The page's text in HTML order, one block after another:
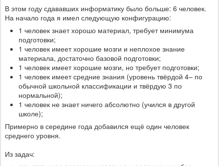
В этом году сдававших информатику было больше: 6 человек.
На начало года я имел следующую конфигурацию:
1 человек знает хорошо материал, требует минимума
подготовки;
1 человек имеет хорошие мозги и неплохое знание
материала, достаточно базовой подготовки;
1 человек имеет хорошие мозги, но требует подготовки;
1 человек имеет средние знания (уровень твёрдой 4– по
обычной школьной классификации и твёрдую 3 по
нормальной);
1 человек не знает ничего абсолютно (учился в другой
школе);
Примерно в середине года добавился ещё один человек
среднего уровня.
Из задач: